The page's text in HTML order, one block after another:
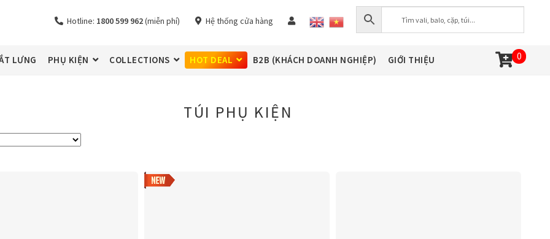
Hotline: 1800 599 962(miễn phí) Hệ thống cửa hàng
LƯNG PHỤ KIỆN COLLECTIONS HOT DEAL B2B (KHÁCH DOANH NGHIỆP) GIỚI THIỆU 0
TÚI PHỤ KIỆN